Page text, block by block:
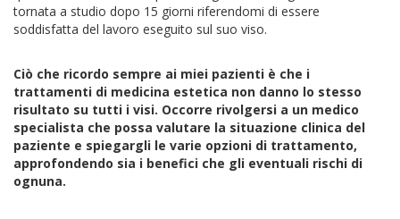
tornata a studio dopo 15 giorni riferendomi di essere
soddisfatta del lavoro eseguito sul suo viso.
Ciò che ricordo sempre ai miei pazienti è che i
trattamenti di medicina estetica non danno lo stesso
risultato su tutti i visi. Occorre rivolgersi a un medico
specialista che possa valutare la situazione clinica del
paziente e spiegargli le varie opzioni di trattamento,
approfondendo sia i benefici che gli eventuali rischi di
ognuna.